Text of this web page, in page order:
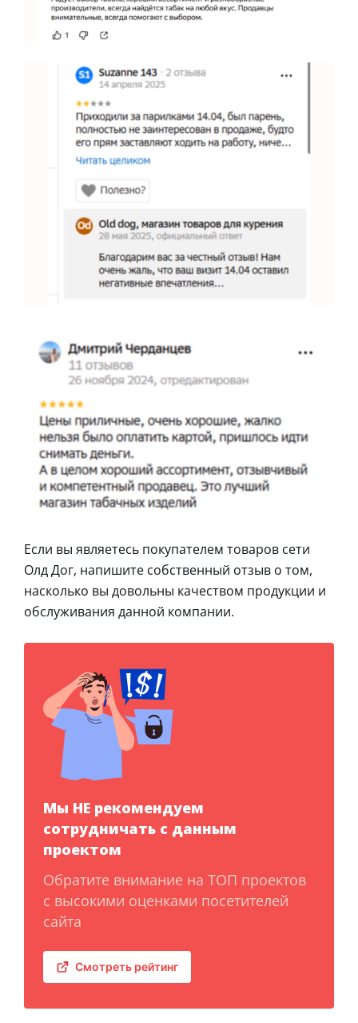
Если вы являетесь покупателем товаров сети
Олд Дог, напишите собственный отзыв о том,
насколько вы довольны качеством продукции и
обслуживания данной компании.
Мы НЕ рекомендуем
сотрудничать с данным
проектом
Обратите внимание на ТОП проектов
с высокими оценками посетителей
сайта
Смотреть рейтинг